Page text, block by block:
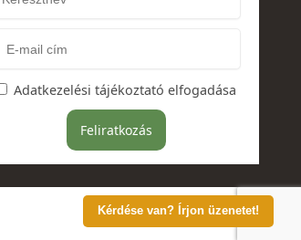
Kérdése van? Írjon üzenetet!
Adatkezelési tájékoztató elfogadása